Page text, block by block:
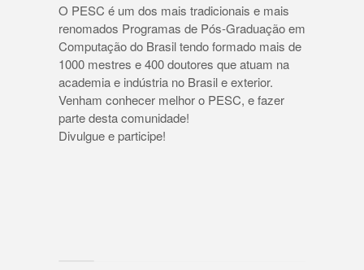
O PESC é um dos mais tradicionais e mais
renomados Programas de Pós-Graduação em
Computação do Brasil tendo formado mais de
1000 mestres e 400 doutores que atuam na
academia e indústria no Brasil e exterior.
Venham conhecer melhor o PESC, e fazer
parte desta comunidade!
Divulgue e participe!